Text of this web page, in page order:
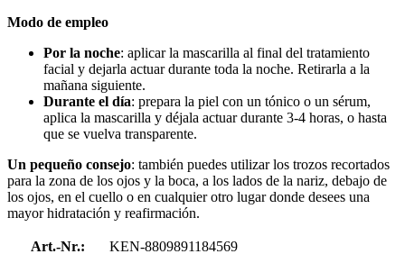
Modo de empleo
Por la noche: aplicar la mascarilla al final del tratamiento
facial y dejarla actuar durante toda la noche. Retirarla a la
mañana siguiente.
Durante el día: prepara la piel con un tónico o un sérum,
aplica la mascarilla y déjala actuar durante 3-4 horas, o hasta
que se vuelva transparente.
Un pequeño consejo: también puedes utilizar los trozos recortados
para la zona de los ojos y la boca, a los lados de la nariz, debajo de
los ojos, en el cuello o en cualquier otro lugar donde desees una
mayor hidratación y reafirmación.
Art.-Nr.:
KEN-8809891184569